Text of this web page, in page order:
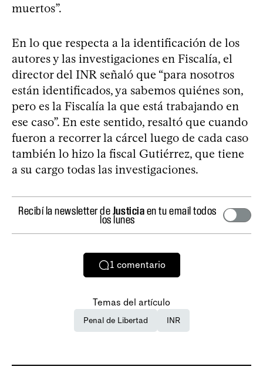
muertos”.
En lo que respecta a la identificación de los
autores y las investigaciones en Fiscalía, el
director del INR señaló que “para nosotros
están identificados, ya sabemos quiénes son,
pero es la Fiscalía la que está trabajando en
ese caso”. En este sentido, resaltó que cuando
fueron a recorrer la cárcel luego de cada caso
también lo hizo la fiscal Gutiérrez, que tiene
a su cargo todas las investigaciones.
Recibí la newsletter deJusticiaen tu email todos
los lunes
1 comentario
Temas del artículo
Penal de Libertad INR